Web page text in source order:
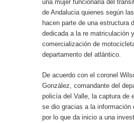
una mujer funcionaria del
de Andalucia quienes según
hacen parte de una estructura
dedicada a la re matriculación y
comercialización de
departamento del atlántico.
De acuerdo con el coronel
González, comandante del
policía del Valle, la captura de
se dio gracias a la información
por lo que da inicio a una